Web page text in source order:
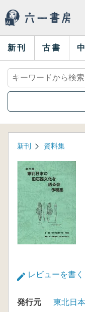
新刊 古書
新刊 資料集
レビューを書く
発行元
東北日